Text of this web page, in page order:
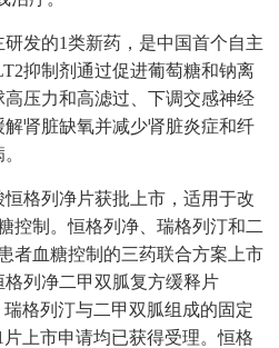
发的1类新药，是中国首个自主
抑制剂通过促进葡萄糖和钠离
压力和高滤过、下调交感神经
肾脏缺氧并减少肾脏炎症和纤
恒格列净片获批上市，适用于改
控制。恒格列净、瑞格列汀和二
者血糖控制的三药联合方案上市
列净二甲双胍复方缓释片
格列汀与二甲双胍组成的固定
上市申请均已获得受理。恒格